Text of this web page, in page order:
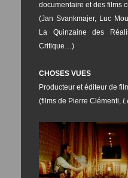
documentaire et des films
(Jan Svankmajer, Luc
La Quinzaine des
Critique…)
CHOSES VUES
Producteur et éditeur de
(films de Pierre Clémenti,